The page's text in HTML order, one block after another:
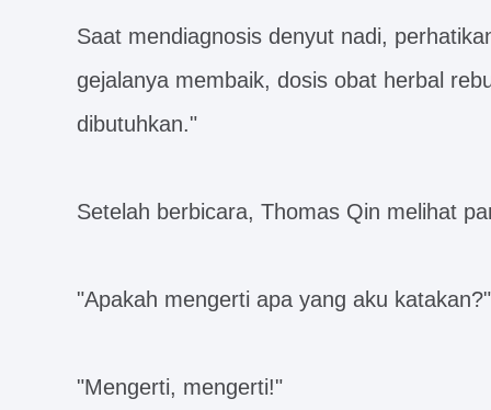
Saat mendiagnosis denyut nadi,
gejalanya membaik, dosis obat herbal
dibutuhkan."
Setelah berbicara, Thomas Qin melihat
"Apakah mengerti apa yang aku katakan?"
"Mengerti, mengerti!"